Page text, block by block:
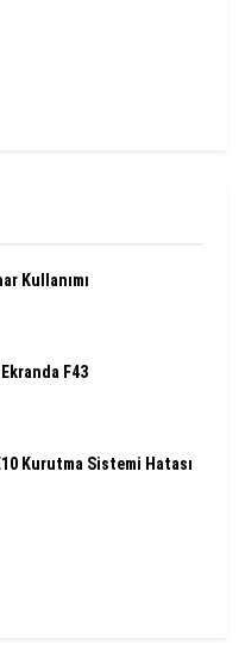
Kullanımı
F43
Kurutma Sistemi Hatası